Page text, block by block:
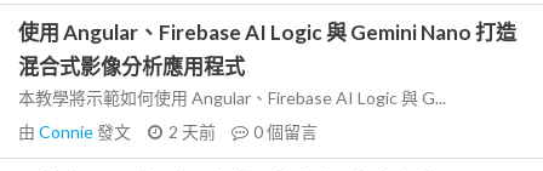
使用 Angular、Firebase AI Logic 與 Gemini Nano 打造
混合式影像分析應用程式
本教學將示範如何使用 Angular、Firebase AI Logic 與 G...
由 Connie發文 2 天前 0個留言